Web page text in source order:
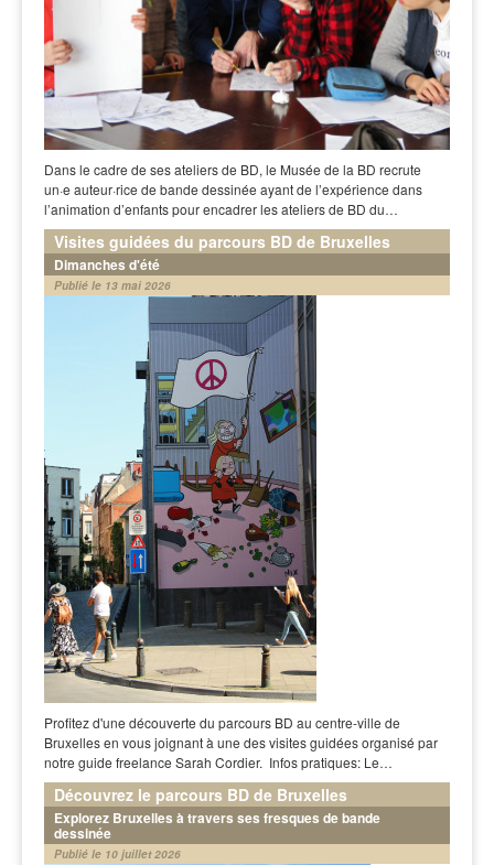
Dans le cadre de ses ateliers de BD, le Musée de la BD recrute
un·e auteur·rice de bande dessinée ayant de l’expérience dans
l’animation d’enfants pour encadrer les ateliers de BD du…
Visites guidées du parcours BD de Bruxelles
Dimanches d'été
Publié le 13 mai 2026
Profitez d'une découverte du parcours BD au centre-ville de
Bruxelles en vous joignant à une des visites guidées organisé par
notre guide freelance Sarah Cordier. Infos pratiques: Le…
Découvrez le parcours BD de Bruxelles
Explorez Bruxelles à travers ses fresques de bande
dessinée
Publié le 10 juillet 2026